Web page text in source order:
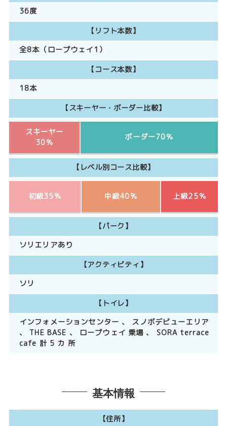
36度
【リフト本数】
全8本（ロープウェイ1）
【コース本数】
18本
【スキーヤー・ボーダー比較】
スキーヤー
30％
ボーダー70％
【レベル別コース比較】
初級35％ 中級40％ 上級25％
【パーク】
ソリエリアあり
【アクティビティ】
ソリ
【トイレ】
インフォメーションセンター 、 スノボデビューエリア
、 THE BASE 、 ロープウェイ 乗場 、 SORA terrace
cafe 計 5 カ 所
基本情報
【住所】